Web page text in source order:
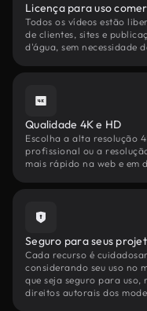
Licença para uso
Todos os vídeos estão
de clientes, sites e
d'água, sem necessidade
Qualidade 4K e HD
Escolha a alta resolução
profissional ou a
mais rápido na web e em
Seguro para seus
Cada recurso é
considerando seu uso no
que seja seguro para uso,
direitos autorais dos